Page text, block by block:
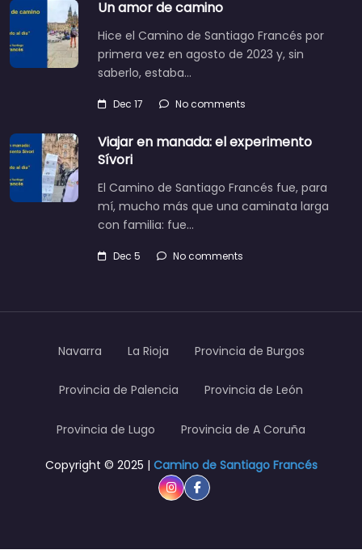
Un amor de camino
Hice el Camino de Santiago Francés por
primera vez en agosto de 2023 y, sin
saberlo, estaba…
Dec 17 No comments
Viajar en manada: el experimento
Sívori
El Camino de Santiago Francés fue, para
mí, mucho más que una caminata larga
con familia: fue…
Dec 5 No comments
Navarra La Rioja Provincia de Burgos
Provincia de Palencia Provincia de León
Provincia de Lugo Provincia de A Coruña
Copyright © 2025 | Camino de Santiago Francés